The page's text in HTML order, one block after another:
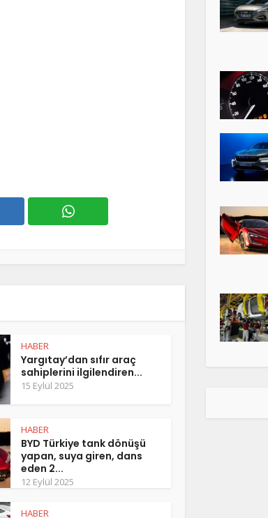
HABER
Yargıtay’dan sıfır araç
sahiplerini ilgilendiren...
15 Eylül 2025
HABER
BYD Türkiye tank dönüşü
yapan, suya giren, dans
eden 2...
12 Eylül 2025
HABER